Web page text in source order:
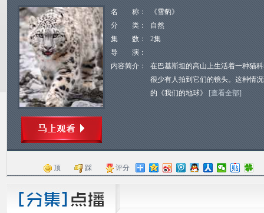
名 称：
《雪豹》
分 类：
自然
集 数：
2集
导 演：
内容简介：
在巴基斯坦的高山上生活着一种猫
很少有人拍到它们的镜头。这种情
的《我们的地球》
[查看全部]
顶 踩 评分